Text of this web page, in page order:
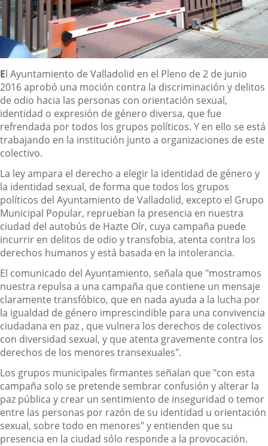
Descripción
El Ayuntamiento de Valladolid en el Pleno de 2 de junio
2016 aprobó una moción contra la discriminación y delitos
de odio hacia las personas con orientación sexual,
identidad o expresión de género diversa, que fue
refrendada por todos los grupos políticos. Y en ello se está
trabajando en la institución junto a organizaciones de este
colectivo.
La ley ampara el derecho a elegir la identidad de género y
la identidad sexual, de forma que todos los grupos
políticos del Ayuntamiento de Valladolid, excepto el Grupo
Municipal Popular, reprueban la presencia en nuestra
ciudad del autobús de Hazte Oír, cuya campaña puede
incurrir en delitos de odio y transfobia, atenta contra los
derechos humanos y está basada en la intolerancia.
El comunicado del Ayuntamiento, señala que "mostramos
nuestra repulsa a una campaña que contiene un mensaje
claramente transfóbico, que en nada ayuda a la lucha por
la igualdad de género imprescindible para una convivencia
ciudadana en paz , que vulnera los derechos de colectivos
con diversidad sexual, y que atenta gravemente contra los
derechos de los menores transexuales".
Los grupos municipales firmantes señalan que "con esta
campaña solo se pretende sembrar confusión y alterar la
paz pública y crear un sentimiento de inseguridad o temor
entre las personas por razón de su identidad u orientación
sexual, sobre todo en menores" y entienden que su
presencia en la ciudad sólo responde a la provocación.